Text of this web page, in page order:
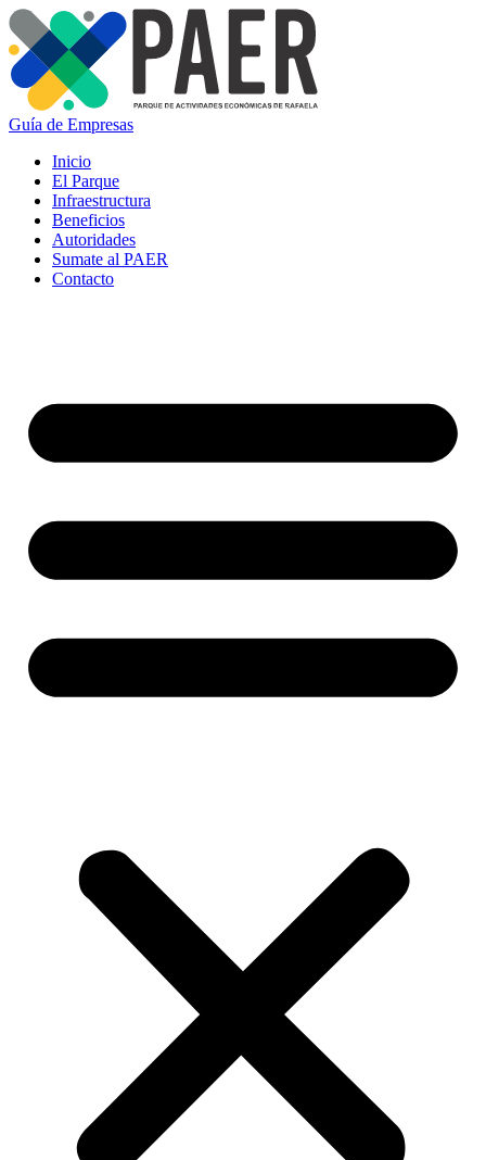
Guía de Empresas
Inicio
El Parque
Infraestructura
Beneficios
Autoridades
Sumate al PAER
Contacto